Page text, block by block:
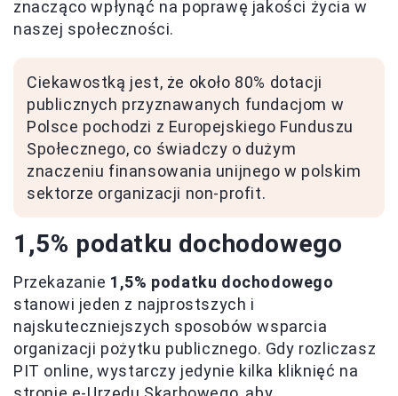
znacząco wpłynąć na poprawę jakości życia w
naszej społeczności.
Ciekawostką jest, że około 80% dotacji
publicznych przyznawanych fundacjom w
Polsce pochodzi z Europejskiego Funduszu
Społecznego, co świadczy o dużym
znaczeniu finansowania unijnego w polskim
sektorze organizacji non-profit.
1,5% podatku dochodowego
Przekazanie 1,5% podatku dochodowego
stanowi jeden z najprostszych i
najskuteczniejszych sposobów wsparcia
organizacji pożytku publicznego. Gdy rozliczasz
PIT online, wystarczy jedynie kilka kliknięć na